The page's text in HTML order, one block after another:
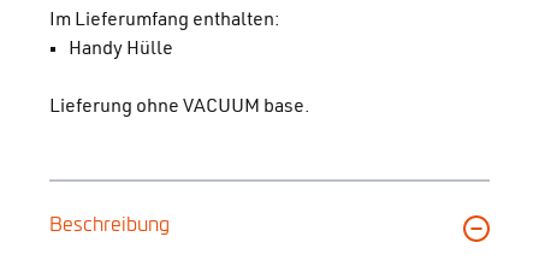
Im Lieferumfang enthalten:
Handy Hülle
Lieferung ohne VACUUM base.
Beschreibung